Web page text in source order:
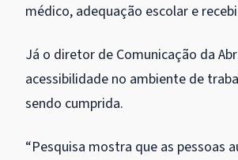
médico, adequação escolar e
Já o diretor de Comunicação da
acessibilidade no ambiente de
sendo cumprida.
“Pesquisa mostra que as